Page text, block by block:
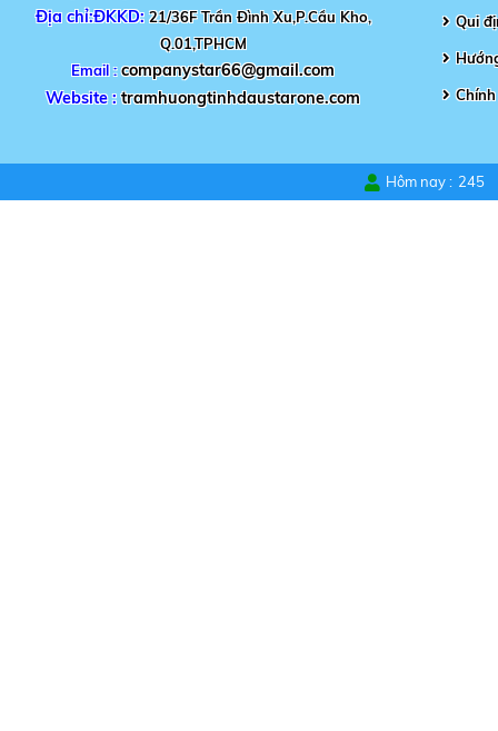
Địa chỉ:ĐKKD: 21/36F Trần Đình Xu,P.Cầu Kho,
Q.01,TPHCM
Email :companystar66@gmail.com
Website :tramhuongtinhdaustarone.com
Qui
Hôm nay : 245